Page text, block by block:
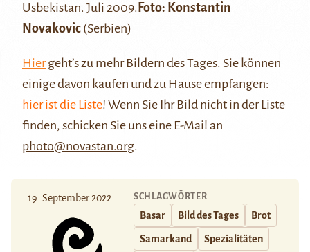
Usbekistan. Juli 2009.Foto: Konstantin
Novakovic (Serbien)
Hiergeht’s zu mehr Bildern des Tages. Sie können
einige davon kaufen und zu Hause empfangen:
hier ist die Liste! Wenn Sie Ihr Bild nicht in der Liste
finden, schicken Sie uns eine E-Mail an
photo@novastan.org.
19. September 2022 SCHLAGWÖRTER
Basar Bild des Tages Brot
Samarkand Spezialitäten